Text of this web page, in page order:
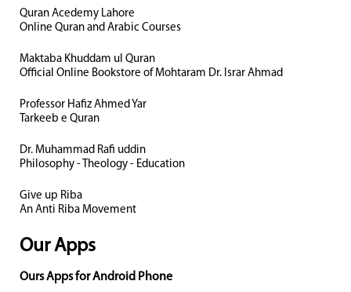
Quran Acedemy Lahore
Online Quran and Arabic Courses
Maktaba Khuddam ul Quran
Official Online Bookstore of Mohtaram Dr. Israr Ahmad
Professor Hafiz Ahmed Yar
Tarkeeb e Quran
Dr. Muhammad Rafi uddin
Philosophy - Theology - Education
Give up Riba
An Anti Riba Movement
Our Apps
Ours Apps for Android Phone